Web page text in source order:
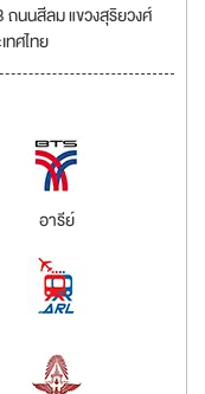
นนสีลม แขวงสุริยวงศ์
ทศไทย
อารีย์